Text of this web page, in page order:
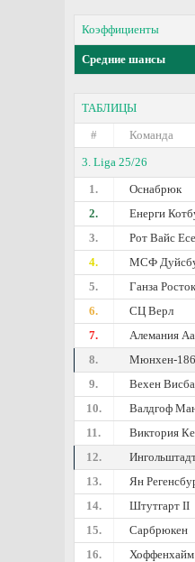
Коэффициенты
Средние шансы
ТАБЛИЦЫ
#
Команда
3. Liga 25/26
1.
Оснабрюк
2.
Енерги
3.
Рот Вайс
4.
МСФ
5.
Ганза
6.
СЦ Верл
7.
Алемания
8.
Мюнхен-
9.
Вехен
10.
Валдгоф
11.
Виктория
12.
13.
Ян
14.
Штутгарт II
15.
Сарбрюкен
16.